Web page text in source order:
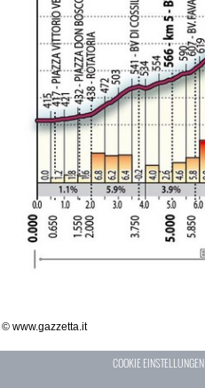
© www.gazzetta.it
COOKIE EINSTELLUNGEN